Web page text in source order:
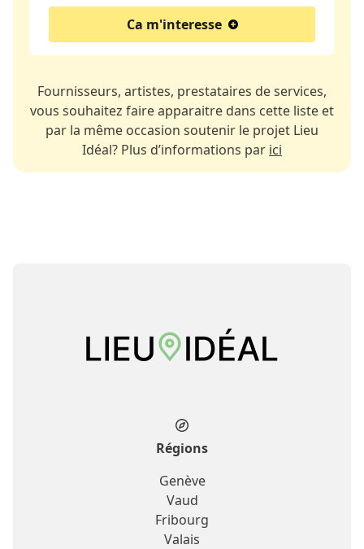
Ca m'interesse
Fournisseurs, artistes, prestataires de services,
vous souhaitez faire apparaitre dans cette liste et
par la même occasion soutenir le projet Lieu
Idéal? Plus d’informations par ici
Régions
Genève
Vaud
Fribourg
Valais